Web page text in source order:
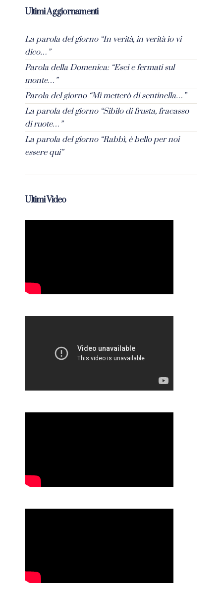
Ultimi Aggiornamenti
La parola del giorno “In verità, in verità io vi
dico…”
Parola della Domenica: “Esci e fermati sul
monte…”
Parola del giorno “Mi metterò di sentinella…”
La parola del giorno “Sibilo di frusta, fracasso
di ruote…”
La parola del giorno “Rabbì, è bello per noi
essere qui”
Ultimi Video